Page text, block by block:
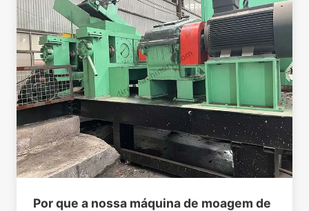
Por que a nossa máquina de moagem de